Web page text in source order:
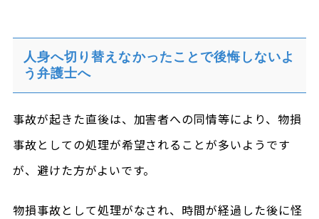
人身へ切り替えなかったことで後悔しないよ
う弁護士へ
事故が起きた直後は、加害者への同情等により、物損
事故としての処理が希望されることが多いようです
が、避けた方がよいです。
物損事故として処理がなされ、時間が経過した後に怪